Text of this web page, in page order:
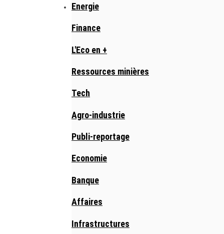
Energie
Finance
L'Eco en +
Ressources minières
Tech
Agro-industrie
Publi-reportage
Economie
Banque
Affaires
Infrastructures